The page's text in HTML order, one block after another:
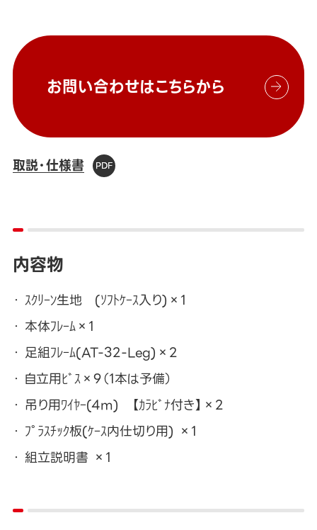
お問い合わせはこちらから
取説・仕様書
内容物
ｽｸﾘｰﾝ生地 (ｿﾌﾄｹｰｽ入り)×1
本体ﾌﾚｰﾑ×1
足組ﾌﾚｰﾑ(AT-32-Leg)×2
自立用ﾋﾞｽ×9（1本は予備）
吊り用ﾜｲﾔｰ(4m) 【ｶﾗﾋﾞﾅ付き】×2
ﾌﾟﾗｽﾁｯｸ板(ｹｰｽ内仕切り用) ×1
組立説明書 ×1